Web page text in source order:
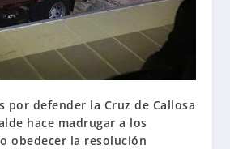
por defender la Cruz de Callosa
hace madrugar a los
obedecer la resolución